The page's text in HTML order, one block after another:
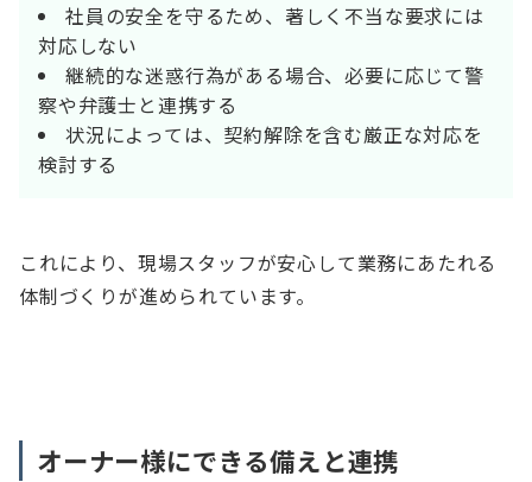
社員の安全を守るため、著しく不当な要求には
対応しない
継続的な迷惑行為がある場合、必要に応じて警
察や弁護士と連携する
状況によっては、契約解除を含む厳正な対応を
検討する
これにより、現場スタッフが安心して業務にあたれる
体制づくりが進められています。
オーナー様にできる備えと連携